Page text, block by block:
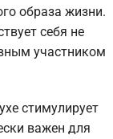
образа жизни.
себя не
участником
стимулирует
важен для